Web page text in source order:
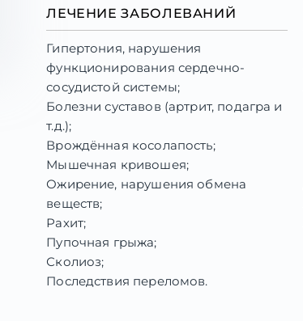
ЛЕЧЕНИЕ ЗАБОЛЕВАНИЙ
Гипертония, нарушения
функционирования сердечно-
сосудистой системы;
Болезни суставов (артрит, подагра и
т.д.);
Врождённая косолапость;
Мышечная кривошея;
Ожирение, нарушения обмена
веществ;
Рахит;
Пупочная грыжа;
Сколиоз;
Последствия переломов.